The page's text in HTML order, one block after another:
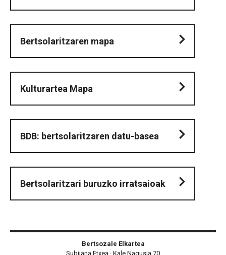
Bertsolaritzaren mapa
Kulturartea Mapa
BDB: bertsolaritzaren datu-basea
Bertsolaritzari buruzko irratsaioak
Bertsozale Elkartea
Subijana Etxea · Kale Nagusia 70